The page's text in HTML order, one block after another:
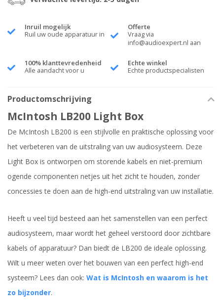
Inruil mogelijk
Ruil uw oude apparatuur in
Offerte
Vraag via
info@audioexpert.nl aan
100% klanttevredenheid
Alle aandacht voor u
Echte winkel
Echte productspecialisten
Productomschrijving
McIntosh LB200 Light Box
De McIntosh LB200 is een stijlvolle en praktische oplossing voor
het verbeteren van de uitstraling van uw audiosysteem. Deze
Light Box is ontworpen om storende kabels en niet-premium
ogende componenten netjes uit het zicht te houden, zonder
concessies te doen aan de high-end uitstraling van uw installatie.
Heeft u veel tijd besteed aan het samenstellen van een perfect
audiosysteem, maar wordt het geheel verstoord door zichtbare
kabels of apparatuur? Dan biedt de LB200 de ideale oplossing.
Wilt u meer weten over het bouwen van een perfect high-end
systeem? Lees dan ook: Wat is McIntosh en waarom is het
zo bijzonder.